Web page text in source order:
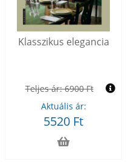
Klasszikus elegancia
Teljes ár:6900 Ft
Aktuális ár:
5520 Ft